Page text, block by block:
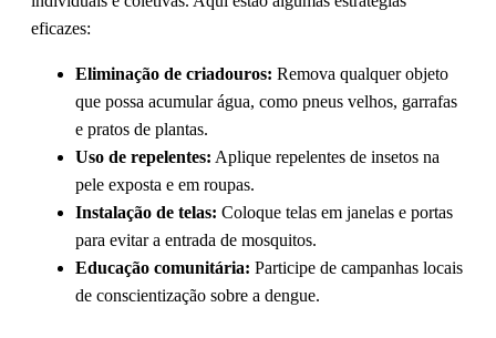
eficazes:
Eliminação de criadouros: Remova qualquer objeto
que possa acumular água, como pneus velhos, garrafas
e pratos de plantas.
Uso de repelentes: Aplique repelentes de insetos na
pele exposta e em roupas.
Instalação de telas: Coloque telas em janelas e portas
para evitar a entrada de mosquitos.
Educação comunitária: Participe de campanhas locais
de conscientização sobre a dengue.